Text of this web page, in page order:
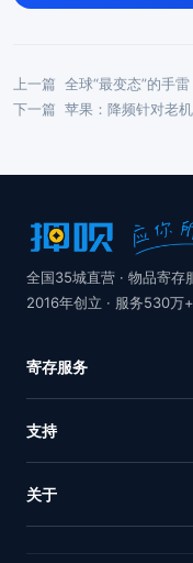
上一篇 全球“最变态”的手
下一篇 苹果：降频针对老
全国35城直营 · 物品寄存
2016年创立 · 服务530万
寄存服务
支持
关于